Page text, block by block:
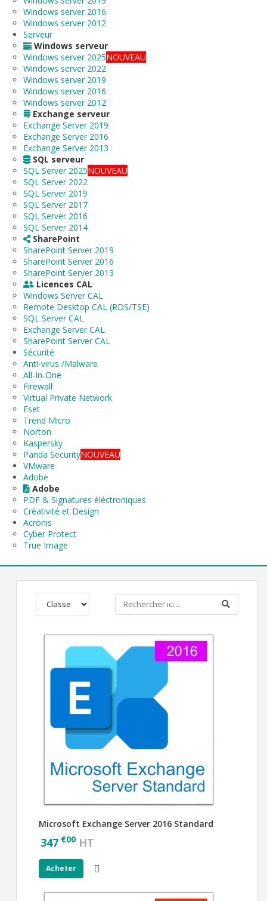
Windows server 2016
Windows server 2012
Serveur
Windows serveur
Windows server 2025NOUVEAU
Windows server 2022
Windows server 2019
Windows server 2016
Windows server 2012
Exchange serveur
Exchange Server 2019
Exchange Server 2016
Exchange Server 2013
SQL serveur
SQL Server 2025NOUVEAU
SQL Server 2022
SQL Server 2019
SQL Server 2017
SQL Server 2016
SQL Server 2014
SharePoint
SharePoint Server 2019
SharePoint Server 2016
SharePoint Server 2013
Licences CAL
Windows Server CAL
Remote Desktop CAL (RDS/TSE)
SQL Server CAL
Exchange Server CAL
SharePoint Server CAL
Sécurité
Anti-virus /Malware
All-In-One
Firewall
Virtual Private Network
Eset
Trend Micro
Norton
Kaspersky
Panda SecurityNOUVEAU
VMware
Adobe
Adobe
PDF & Signatures éléctroniques
Créativité et Design
Acronis
Cyber Protect
True Image
Microsoft Exchange Server 2016 Standard
347 €00 HT
Acheter